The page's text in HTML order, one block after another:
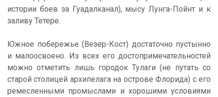
истории боев за Гуадалканал), мысу Лунга-Пойнт и к
заливу Тетере.
Южное побережье (Везер-Кост) достаточно пустынно
и малоосвоено. Из всех его достопримечательностей
можно отметить лишь городок Тулаги (не путать со
старой столицей архипелага на острове Флорида) с его
ремесленными промыслами и хорошими условиями